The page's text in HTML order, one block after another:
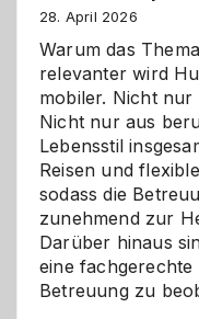
28. April 2026
Warum das
relevanter wird
mobiler. Nicht
Nicht nur aus
Lebensstil
Reisen und
sodass die
zunehmend zur
Darüber hinaus
eine
Betreuung zu